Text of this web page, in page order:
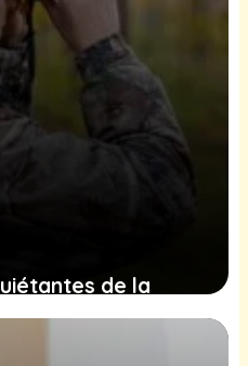
de la
leur impact sur
société